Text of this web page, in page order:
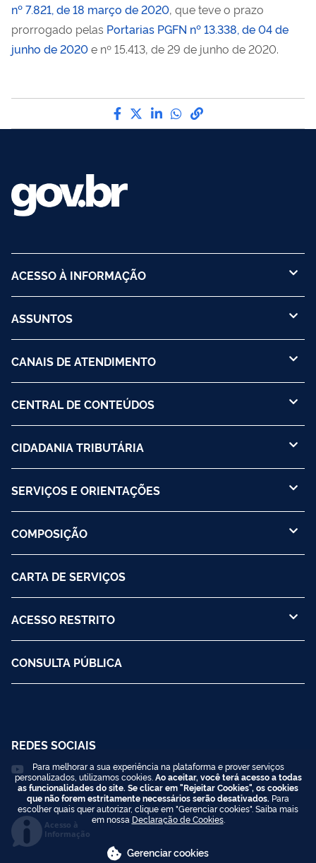
nº 7.821, de 18 março de 2020, que teve o prazo
prorrogado pelas Portarias PGFN nº 13.338, de 04 de
junho de 2020e nº 15.413, de 29 de junho de 2020.
Compartilhe por Facebook
Compartilhe por Twitter
Compartilhe por
Compartilhe por
link para Copiar
ACESSO À INFORMAÇÃO
ASSUNTOS
CANAIS DE ATENDIMENTO
CENTRAL DE CONTEÚDOS
CIDADANIA TRIBUTÁRIA
SERVIÇOS E ORIENTAÇÕES
COMPOSIÇÃO
CARTA DE SERVIÇOS
ACESSO RESTRITO
CONSULTA PÚBLICA
REDES SOCIAIS
Acesso à
Informação
Para melhorar a sua experiência na plataforma e prover serviços
personalizados, utilizamos cookies. Ao aceitar, você terá acesso a todas
as funcionalidades do site. Se clicar em "Rejeitar Cookies", os cookies
que não forem estritamente necessários serão desativados. Para
escolher quais quer autorizar, clique em "Gerenciar cookies". Saiba mais
em nossa Declaração de Cookies.
Gerenciar cookies